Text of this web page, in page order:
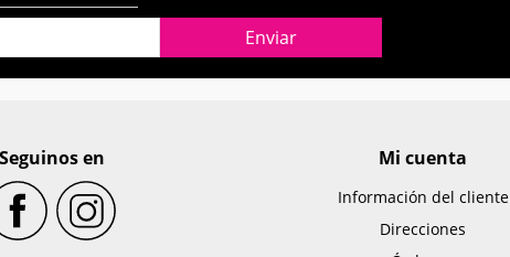
Seguinos en Mi cuenta
Información del cliente
Direcciones